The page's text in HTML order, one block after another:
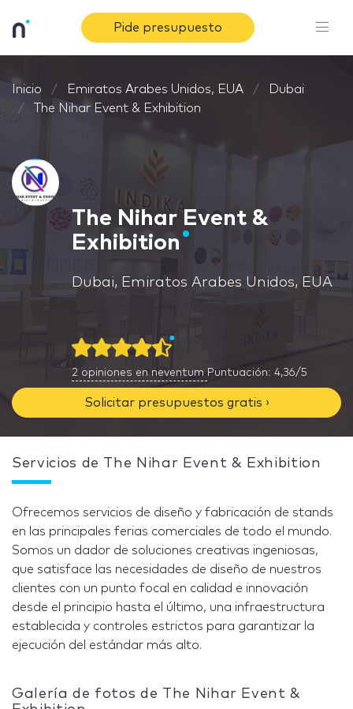
Pide presupuesto
Inicio Emiratos Arabes Unidos, EUA
Dubai
The Nihar Event & Exhibition
The Nihar Event &
Exhibition
Dubai, Emiratos Arabes Unidos, EUA
2 opiniones en neventum Puntuación: 4,36/5
Solicitar presupuestos gratis ›
Servicios de The Nihar Event & Exhibition
Ofrecemos servicios de diseño y fabricación de stands
en las principales ferias comerciales de todo el mundo.
Somos un dador de soluciones creativas ingeniosas,
que satisface las necesidades de diseño de nuestros
clientes con un punto focal en calidad e innovación
desde el principio hasta el último, una infraestructura
establecida y controles estrictos para garantizar la
ejecución del estándar más alto.
Galería de fotos de The Nihar Event &